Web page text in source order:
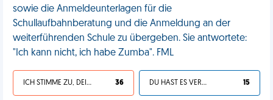
sowie die Anmeldeunterlagen für die
Schullaufbahnberatung und die Anmeldung an der
weiterführenden Schule zu übergeben. Sie antwortete:
"Ich kann nicht, ich habe Zumba". FML
ICH STIMME ZU, DEIN LEBEN IST SCHEISSE 36 DU HAST ES VERDIENT 15